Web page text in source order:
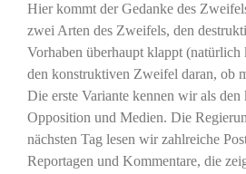
Hier kommt der Gedanke des
zwei Arten des Zweifels, den
Vorhaben überhaupt klappt
den konstruktiven Zweifel daran, ob
Die erste Variante kennen wir als
Opposition und Medien. Die
nächsten Tag lesen wir zahlreiche
Reportagen und Kommentare, die